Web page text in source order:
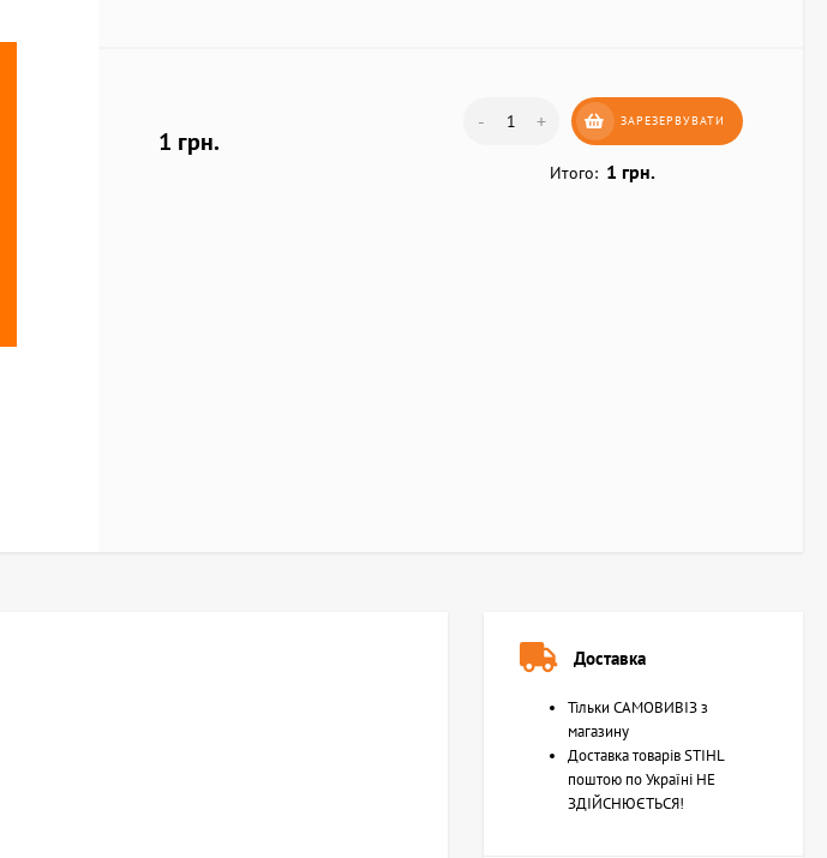
1 грн.
- + ЗАРЕЗЕРВУВАТИ
Итого: 1 грн.
Доставка
Тільки САМОВИВІЗ з
магазину
Доставка товарів STIHL
поштою по Україні НЕ
ЗДІЙСНЮЄТЬСЯ!